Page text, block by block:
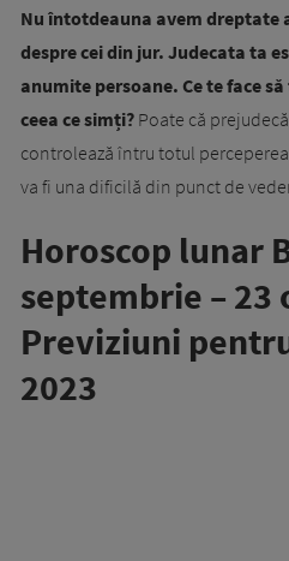
Nu întotdeauna avem dreptate
despre cei din jur. Judecata ta
anumite persoane. Ce te face
ceea ce simți? Poate că
controlează întru totul
va fi una dificilă din punct de
Horoscop lunar
septembrie –
Previziuni
2023